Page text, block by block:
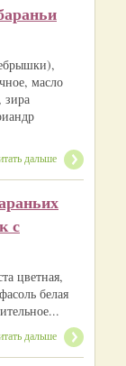
масло
зира
дальше
с
цветная,
белая
дальше